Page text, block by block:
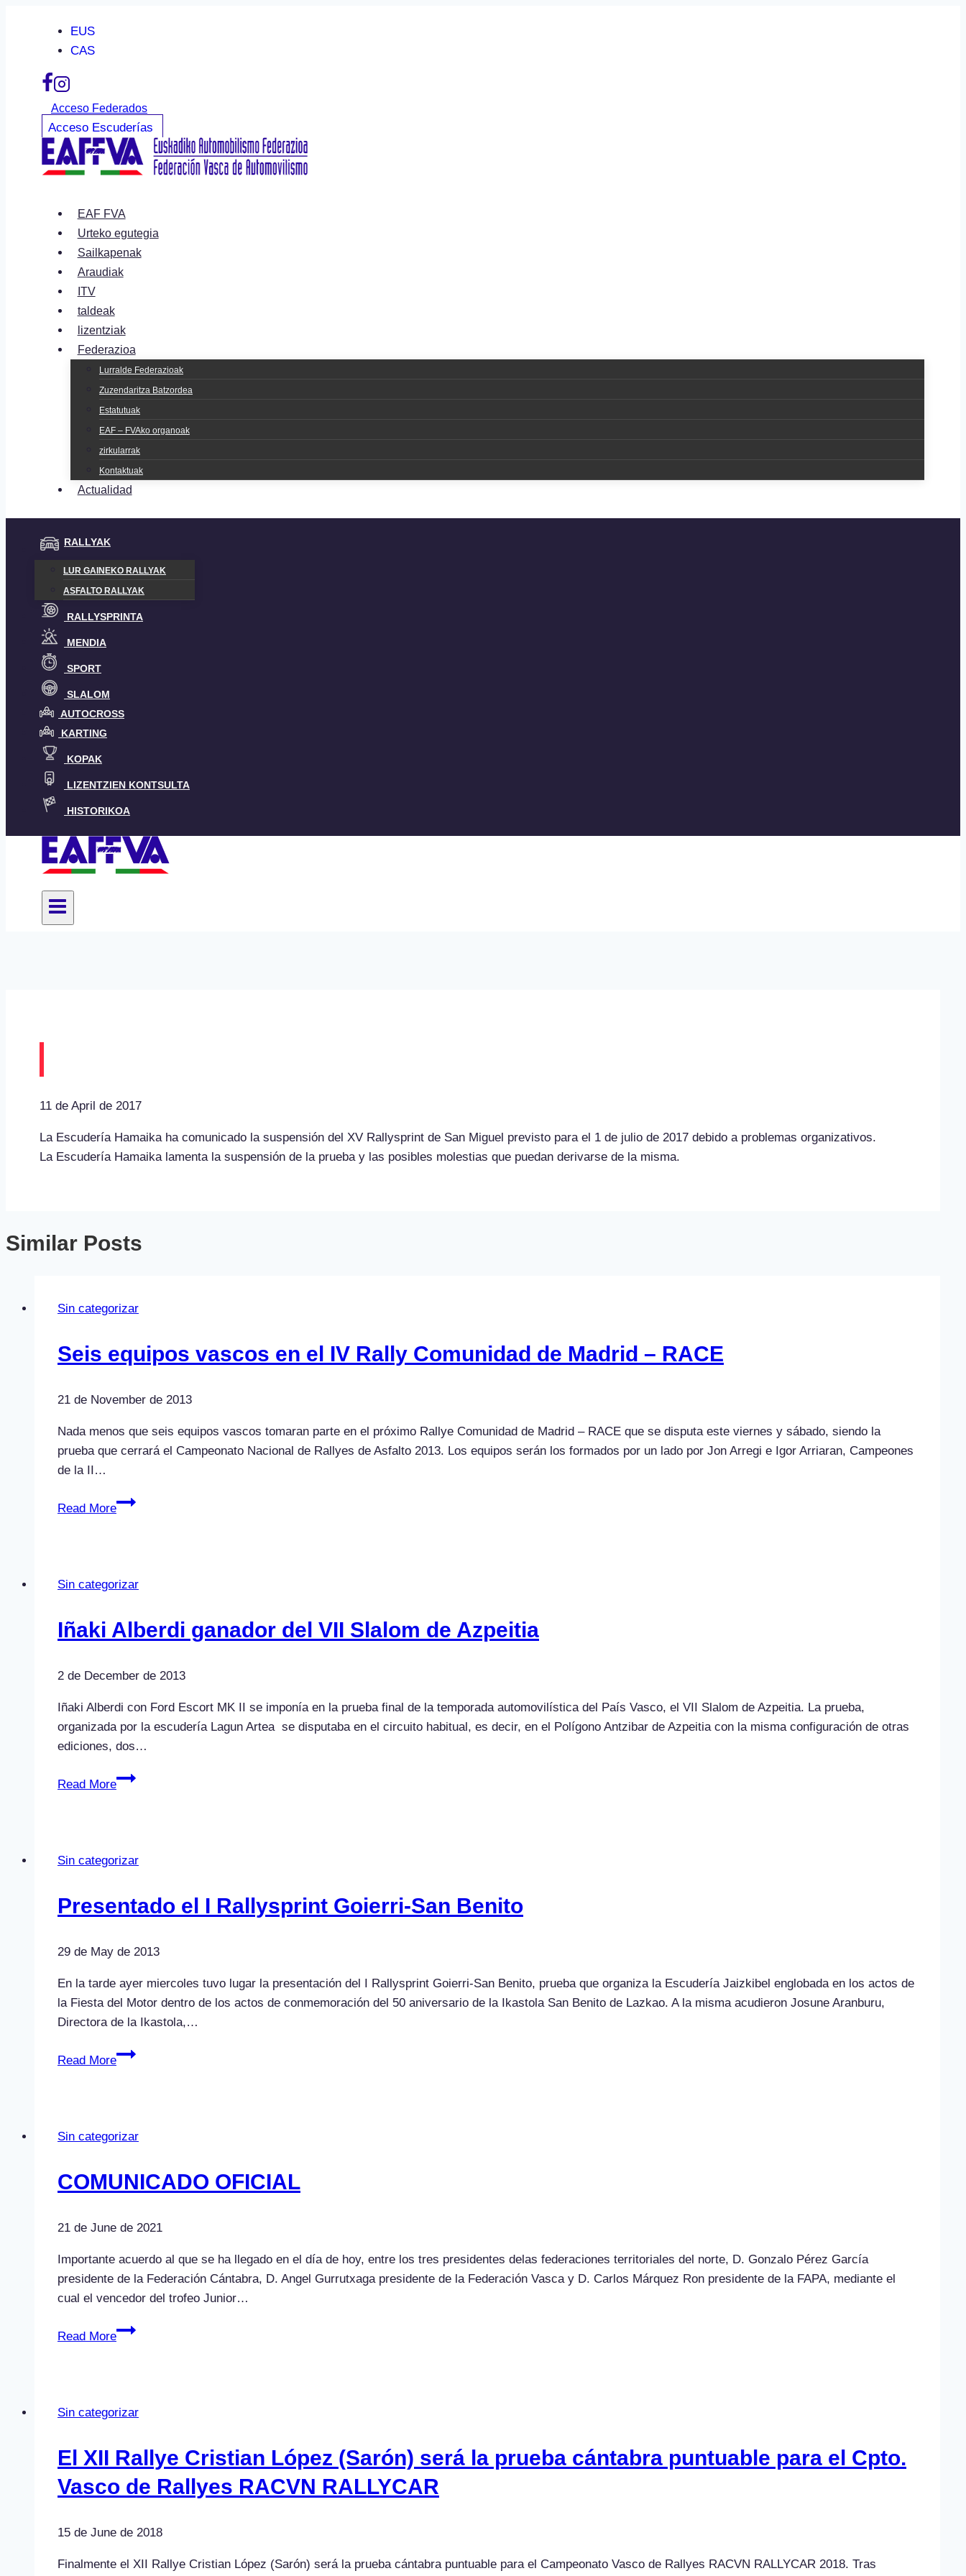
EUS
CAS
Acceso Federados
Acceso Escuderías
EAF FVA
Urteko egutegia
Sailkapenak
Araudiak
ITV
taldeak
lizentziak
Federazioa
Lurralde Federazioak
Zuzendaritza Batzordea
Estatutuak
EAF – FVAko organoak
zirkularrak
Kontaktuak
Actualidad
RALLYAK
LUR GAINEKO RALLYAK
ASFALTO RALLYAK
RALLYSPRINTA
MENDIA
SPORT
SLALOM
AUTOCROSS
KARTING
KOPAK
LIZENTZIEN KONTSULTA
HISTORIKOA
11 de April de 2017
La Escudería Hamaika ha comunicado la suspensión del XV Rallysprint de San Miguel previsto para el 1 de julio de 2017 debido a problemas organizativos.
La Escudería Hamaika lamenta la suspensión de la prueba y las posibles molestias que puedan derivarse de la misma.
Similar Posts
Sin categorizar
Seis equipos vascos en el IV Rally Comunidad de Madrid – RACE
21 de November de 2013
Nada menos que seis equipos vascos tomaran parte en el próximo Rallye Comunidad de Madrid – RACE que se disputa este viernes y sábado, siendo la
prueba que cerrará el Campeonato Nacional de Rallyes de Asfalto 2013. Los equipos serán los formados por un lado por Jon Arregi e Igor Arriaran, Campeones
de la II…
Read More
Seis
el
Comunidad
Madrid
RACE
Sin categorizar
Iñaki Alberdi ganador del VII Slalom de Azpeitia
2 de December de 2013
Iñaki Alberdi con Ford Escort MK II se imponía en la prueba final de la temporada automovilística del País Vasco, el VII Slalom de Azpeitia. La prueba,
organizada por la escudería Lagun Artea se disputaba en el circuito habitual, es decir, en el Polígono Antzibar de Azpeitia con la misma configuración de otras
ediciones, dos…
Read More
Iñaki
VII
Azpeitia
Sin categorizar
Presentado el I Rallysprint Goierri-San Benito
29 de May de 2013
En la tarde ayer miercoles tuvo lugar la presentación del I Rallysprint Goierri-San Benito, prueba que organiza la Escudería Jaizkibel englobada en los actos de
la Fiesta del Motor dentro de los actos de conmemoración del 50 aniversario de la Ikastola San Benito de Lazkao. A la misma acudieron Josune Aranburu,
Directora de la Ikastola,…
Read More
Presentado
Goierri-
Sin categorizar
COMUNICADO OFICIAL
21 de June de 2021
Importante acuerdo al que se ha llegado en el día de hoy, entre los tres presidentes delas federaciones territoriales del norte, D. Gonzalo Pérez García
presidente de la Federación Cántabra, D. Angel Gurrutxaga presidente de la Federación Vasca y D. Carlos Márquez Ron presidente de la FAPA, mediante el
cual el vencedor del trofeo Junior…
Read More
COMUNICADO
Sin categorizar
El XII Rallye Cristian López (Sarón) será la prueba cántabra puntuable para el Cpto.
Vasco de Rallyes RACVN RALLYCAR
15 de June de 2018
Finalmente el XII Rallye Cristian López (Sarón) será la prueba cántabra puntuable para el Campeonato Vasco de Rallyes RACVN RALLYCAR 2018. Tras